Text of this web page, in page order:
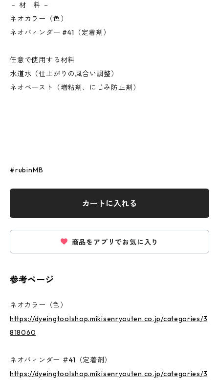
－ 材 料 －
ネオカラー（色）
ネオバィンダー #41（定着剤）
任意で使用する材料
水道水（仕上がりの風合い調整）
ネオペースト（増粘剤、にじみ防止剤）
#rubinMB
カートに入れる
商品をアプリでお気に入り
参考ページ
ネオカラー（色）
https://dyeingtoolshop.mikisenryouten.co.jp/categories/3
818060
ネオバィンダー ＃41（定着剤）
https://dyeingtoolshop.mikisenryouten.co.jp/categories/3